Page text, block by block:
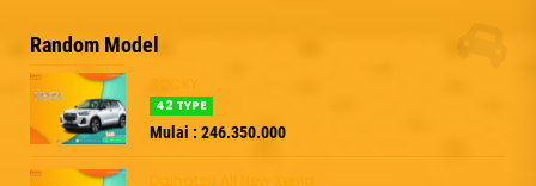
Random Model
ROCKY
42 TYPE
Mulai : 246.350.000
Daihatsu All New Xenia